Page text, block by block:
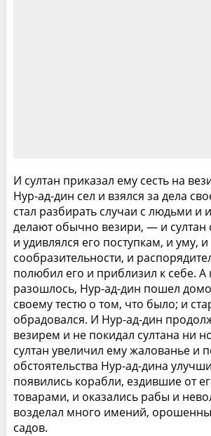
И султан приказал ему сесть на
Нур-ад-дин сел и взялся за дела
стал разбирать случаи с людьми и
делают обычно везири, — и султан
и удивлялся его поступкам, и уму, и
сообразительности, и
полюбил его и приблизил к себе. А
разошлось, Нур-ад-дин пошел
своему тестю о том, что было; и
обрадовался. И Нур-ад-дин
везирем и не покидал султана ни
султан увеличил ему жалованье и
обстоятельства Нур-ад-дина
появились корабли, ездившие от
товарами, и оказались рабы и
возделал много имений,
садов.